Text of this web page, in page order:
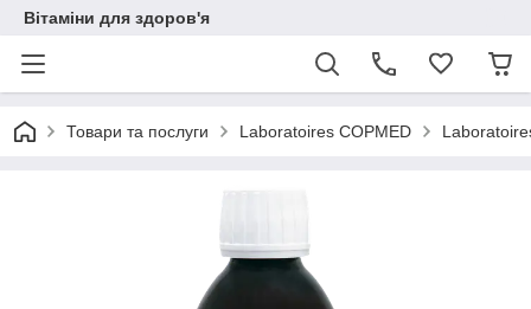
Вітаміни для здоров'я
Товари та послуги Laboratoires COPMED